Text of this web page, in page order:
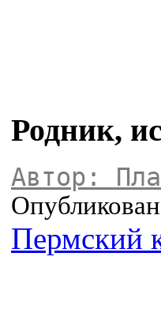
Родник,
Автор:
Пермский